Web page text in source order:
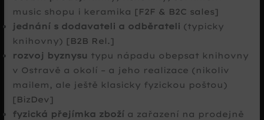
music shopu i keramika [F2F & B2C sales]
jednání s dodavateli a odběrateli (typicky
knihovny) [B2B Rel.]
rozvoj byznysu typu nápadu obepsat knihovny
v Ostravě a okolí – a jeho realizace (nikoliv
mailem, ale ještě klasicky fyzickou poštou)
[BizDev]
fyzická přejímka zboží a zařazení na prodejně